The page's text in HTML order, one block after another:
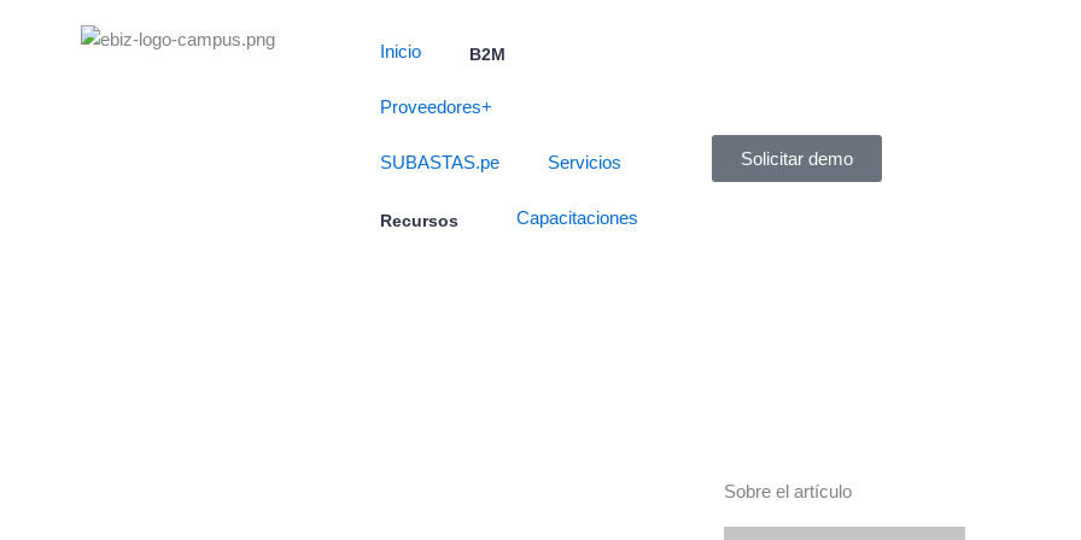
Inicio B2M
Proveedores+
SUBASTAS.pe Servicios
Recursos Capacitaciones
Solicitar demo
Sobre el artículo